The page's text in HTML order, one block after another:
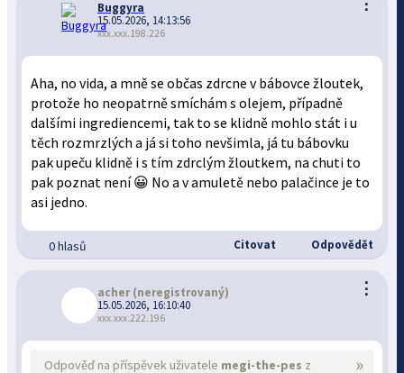
Buggyra
15.05.2026, 14:13:56
xxx.xxx.198.226
Aha, no vida, a mně se občas zdrcne v bábovce žloutek,
protože ho neopatrně smíchám s olejem, případně
dalšími ingrediencemi, tak to se klidně mohlo stát i u
těch rozmrzlých a já si toho nevšimla, já tu bábovku
pak upeču klidně i s tím zdrclým žloutkem, na chuti to
pak poznat není 😀 No a v amuletě nebo palačince je to
asi jedno.
0 hlasů Citovat Odpovědět
⋮
acher(neregistrovaný)
15.05.2026, 16:10:40
xxx.xxx.222.196
»
Odpověď na příspěvek uživatele megi-the-pes z